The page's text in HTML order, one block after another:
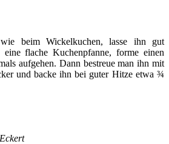
beim Wickelkuchen, lasse ihn gut
flache Kuchenpfanne, forme einen
aufgehen. Dann bestreue man ihn mit
und backe ihn bei guter Hitze etwa ¾